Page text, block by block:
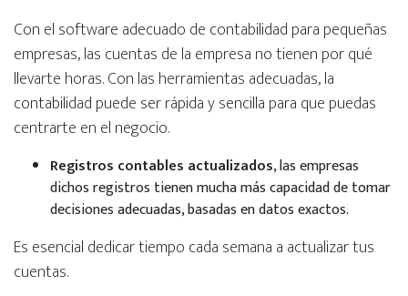
Con el software adecuado de contabilidad para pequeñas
empresas, las cuentas de la empresa no tienen por qué
llevarte horas. Con las herramientas adecuadas, la
contabilidad puede ser rápida y sencilla para que puedas
centrarte en el negocio.
Registros contables actualizados, las empresas
dichos registros tienen mucha más capacidad de tomar
decisiones adecuadas, basadas en datos exactos.
Es esencial dedicar tiempo cada semana a actualizar tus
cuentas.